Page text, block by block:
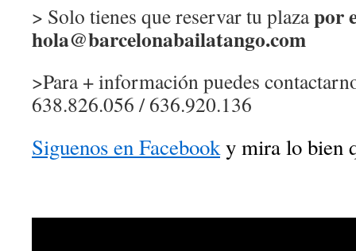
> Solo tienes que reservar tu plazapor
hola@barcelonabailatango.com
>Para + información puedes
638.826.056 / 636.920.136
Siguenos en Facebooky mira lo bien